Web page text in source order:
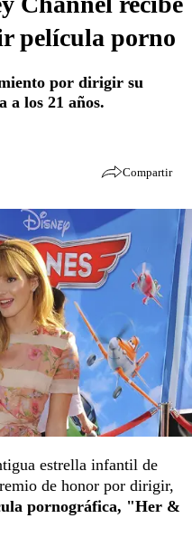
película porno
por dirigir su
a los 21 años.
Compartir
estrella infantil de
de honor por dirigir,
pornográfica, "Her &